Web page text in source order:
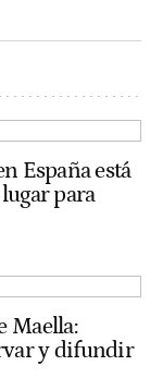
España está
para
Maella:
y difundir